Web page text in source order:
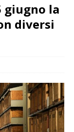
giugno la
diversi